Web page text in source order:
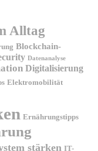
Alltag
Blockchain-
Datenanalyse
Digitalisierung
Elektromobilität
Ernährungstipps
stärken IT-